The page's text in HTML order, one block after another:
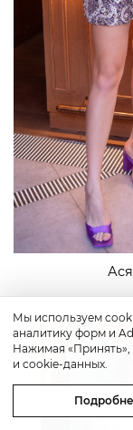
Мы используем
аналитику форм и
Нажимая «Принять»,
и cookie-данных.